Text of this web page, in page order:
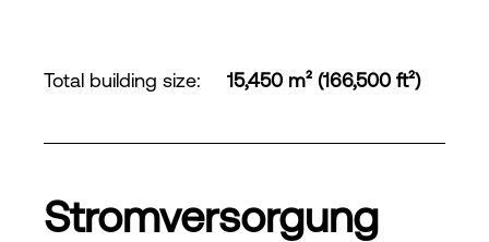
Total building size: 15,450 m² (166,500 ft²)
Stromversorgung